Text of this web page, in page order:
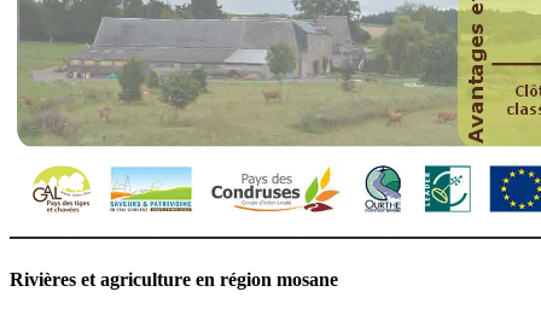
Rivières et agriculture en région mosane